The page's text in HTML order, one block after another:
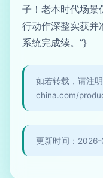
子！老本时代场景
行动作深整实获并
系统完成续。”}
如若转载，请注
china.com/
更新时间：